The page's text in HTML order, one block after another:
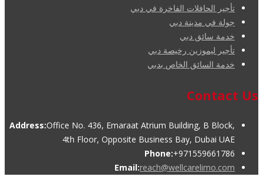
تأجير الحافلات الفاخرة في دبي
جولة في مدينة دبي
خدمة سائق دبي
تأجير ليموزين رخيصة دبي
خدمة السائق الخاص بدبي
Contact Us
Address:Office No. 436, Emaraat Atrium Building, B Block,
4th Floor, Opposite Business Bay, Dubai UAE
Phone:+971559661786
Email:reach@wellcarelimo.com